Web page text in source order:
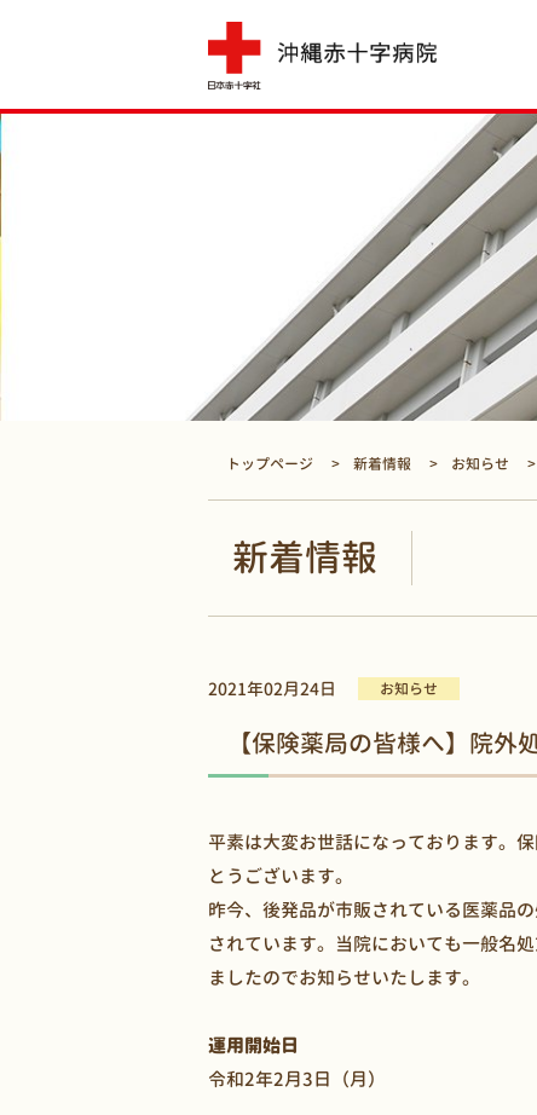
トップページ 新着情報 お知らせ
新着情報
2021年02月24日 お知らせ
【保険薬局の皆様へ】院
平素は大変お世話になっております。
とうございます。
昨今、後発品が市販されている医薬品
されています。当院においても一般名
ましたのでお知らせいたします。
運用開始日
令和2年2月3日（月）